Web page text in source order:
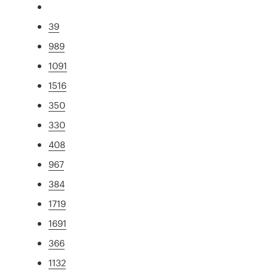
39
989
1091
1516
350
330
408
967
384
1719
1691
366
1132